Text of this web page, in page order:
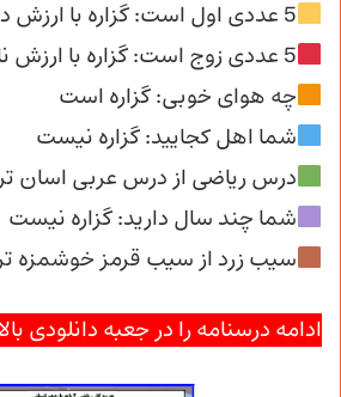
5 عددی اول است: گزاره با ارزش درست
5 عددی زوج است: گزاره با ارزش نادرست
چه هوای خوبی: گزاره است
شما اهل کجایید: گزاره نیست
درس ریاضی از درس عربی اسان
شما چند سال دارید: گزاره نیست
سیب زرد از سیب قرمز خوشمزه
ادامه درسنامه را در جعبه دانلودی